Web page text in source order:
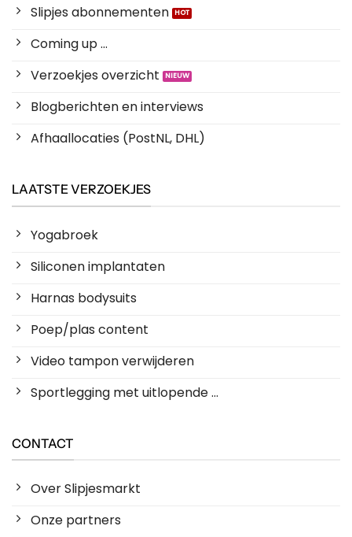
Slipjes abonnementen
Coming up ...
Verzoekjes overzicht
Blogberichten en interviews
Afhaallocaties (PostNL, DHL)
LAATSTE VERZOEKJES
Yogabroek
Siliconen implantaten
Harnas bodysuits
Poep/plas content
Video tampon verwijderen
Sportlegging met uitlopende ...
CONTACT
Over Slipjesmarkt
Onze partners